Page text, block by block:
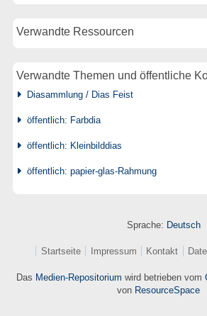
Verwandte Ressourcen
Verwandte Themen und öffentliche
Diasammlung / Dias Feist
öffentlich: Farbdia
öffentlich: Kleinbilddias
öffentlich: papier-glas-Rahmung
Sprache: Deutsch
Startseite Impressum Kontakt
Das Medien-Repositorium wird betrieben vom
von ResourceSpace